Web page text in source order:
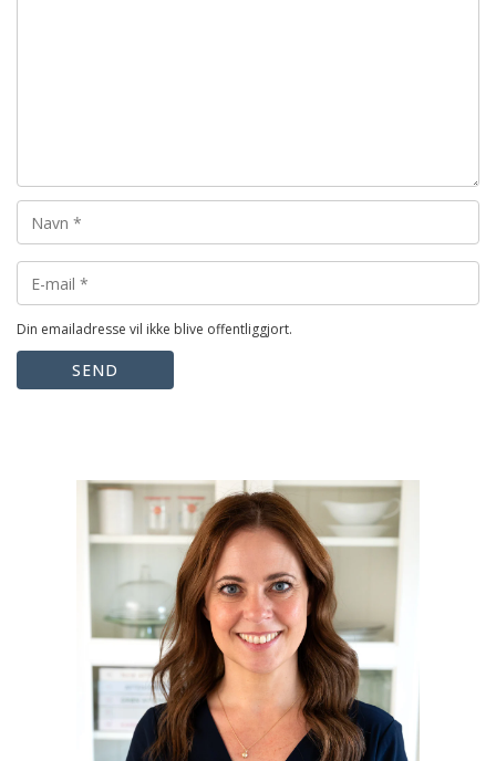
Din emailadresse vil ikke blive offentliggjort.
SEND